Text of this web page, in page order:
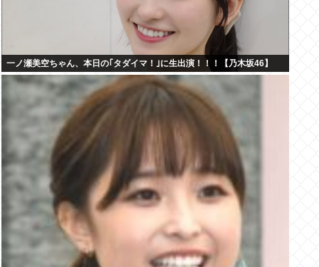
一ノ瀬美空ちゃん、本日の｢タダイマ！｣に生出演！！！【乃木坂46】